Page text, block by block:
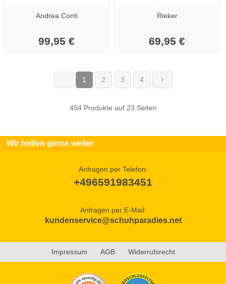
Andrea Conti
99,95 €
Rieker
69,95 €
1 (current)
2 3 4
454 Produkte auf 23 Seiten
Wir helfen gerne weiter
Anfragen per Telefon:
+496591983451
Anfragen per E-Mail:
kundenservice@schuhparadies.net
Impressum AGB Widerrufsrecht